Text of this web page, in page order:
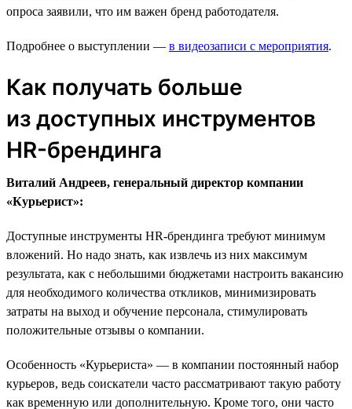
опроса заявили, что им важен бренд работодателя.
Подробнее о выступлении — в видеозаписи с мероприятия.
Как получать больше
из доступных инструментов
HR-брендинга
Виталий Андреев, генеральный директор компании
«Курьерист»:
Доступные инструменты HR-брендинга требуют минимум
вложений. Но надо знать, как извлечь из них максимум
результата, как с небольшими бюджетами настроить вакансию
для необходимого количества откликов, минимизировать
затраты на выход и обучение персонала, стимулировать
положительные отзывы о компании.
Особенность «Курьериста» — в компании постоянный набор
курьеров, ведь соискатели часто рассматривают такую работу
как временную или дополнительную. Кроме того, они часто